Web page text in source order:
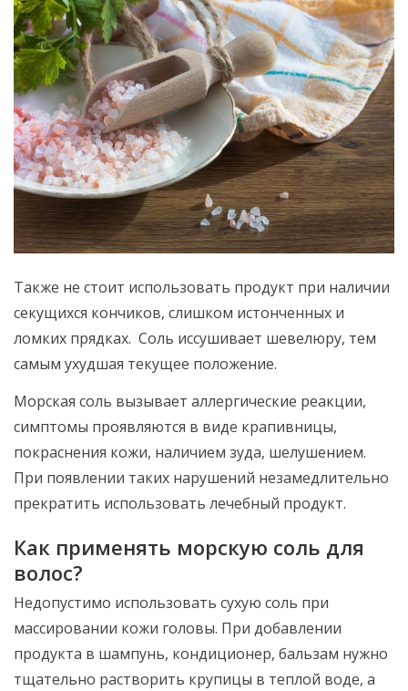
Также не стоит использовать продукт при наличии
секущихся кончиков, слишком истонченных и
ломких прядках. Соль иссушивает шевелюру, тем
самым ухудшая текущее положение.
Морская соль вызывает аллергические реакции,
симптомы проявляются в виде крапивницы,
покраснения кожи, наличием зуда, шелушением.
При появлении таких нарушений незамедлительно
прекратить использовать лечебный продукт.
Как применять морскую соль для
волос?
Недопустимо использовать сухую соль при
массировании кожи головы. При добавлении
продукта в шампунь, кондиционер, бальзам нужно
тщательно растворить крупицы в теплой воде, а